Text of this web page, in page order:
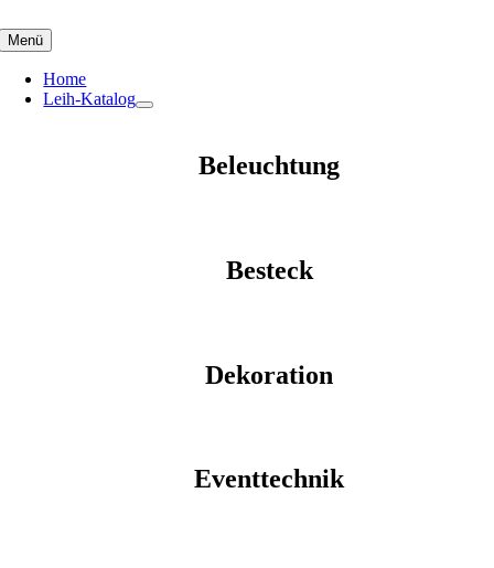
to
content
Menü
Home
Leih-Katalog
Beleuchtung
Besteck
Dekoration
Eventtechnik